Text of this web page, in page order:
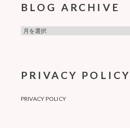
BLOG ARCHIVE
BLOG
PRIVACY POLICY
PRIVACY POLICY